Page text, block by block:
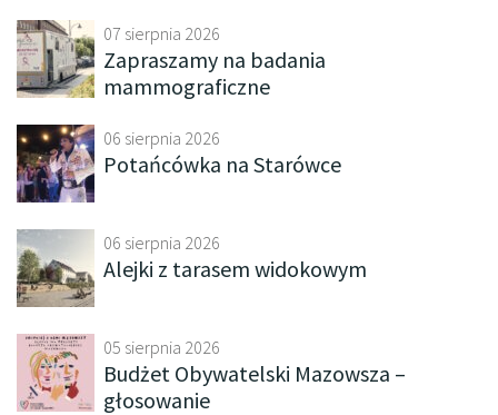
07 sierpnia 2026
Zapraszamy na badania
mammograficzne
06 sierpnia 2026
Potańcówka na Starówce
06 sierpnia 2026
Alejki z tarasem widokowym
05 sierpnia 2026
Budżet Obywatelski Mazowsza –
głosowanie